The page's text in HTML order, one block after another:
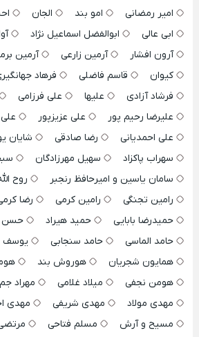
امیر رمضانی
امو بند الجان
ابی عالی
ابوالفضل اسماعیل نژاد
آرون افشار
آرمین زارعی آرمین
کیوان
قاسم فاضلی فرهاد
فرشاد آزادی
علیها علی فرزامی
علیرضا رحیم پور
علی عزیزپور
علی احمدیانی
رضا صادقی شایان
سهراب پاکزاد
سهیل مهرزادگان
سامان یاسین و امیرحافظ رنجبر
روح
رامین تجنگی
رامین کرمی رضا
حمیدرضا بابایی
حمید هیراد
حسن
حامد الماسی
حامد سنجابی
یوسف
همایون شجریان
هوروش بند
هومن نجفی
میلاد غلامی مهراد جم
مهدی مولاد
مهدی شریفی مهدی
مسیح و آرش
مسلم فتاحی